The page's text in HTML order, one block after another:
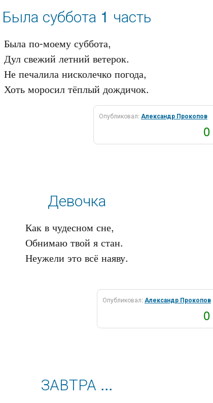
Была суббота 1 часть
Была по-моему суббота,
Дул свежий летний ветерок.
Не печалила нисколечко погода,
Опубликовал:Александр Прокопов
0
Девочка
Как в чудесном сне,
Обнимаю твой я стан.
Неужели это всё наяву.
Опубликовал:Александр Прокопов
0
ЗАВТРА ...